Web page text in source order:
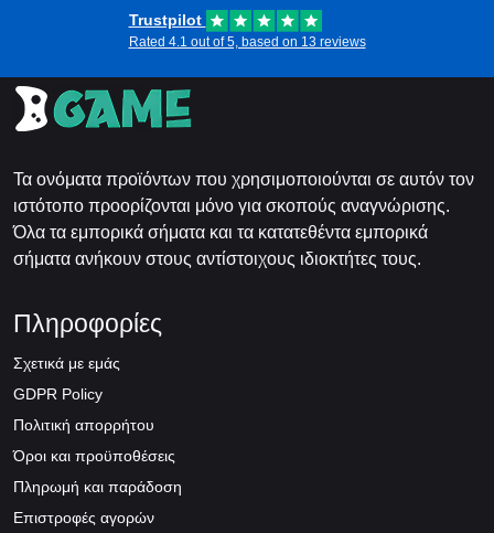
Trustpilot
Rated 4.1 out of 5, based on 13 reviews
Τα ονόματα προϊόντων που χρησιμοποιούνται σε αυτόν τον
ιστότοπο προορίζονται μόνο για σκοπούς αναγνώρισης.
Όλα τα εμπορικά σήματα και τα κατατεθέντα εμπορικά
σήματα ανήκουν στους αντίστοιχους ιδιοκτήτες τους.
Πληροφορίες
Σχετικά με εμάς
GDPR Policy
Πολιτική απορρήτου
Όροι και προϋποθέσεις
Πληρωμή και παράδοση
Επιστροφές αγορών